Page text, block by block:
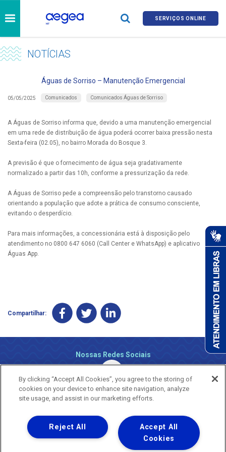
SERVIÇOS ONLINE
NOTÍCIAS
Águas de Sorriso – Manutenção Emergencial
05/05/2025 Comunicados Comunicados Águas de Sorriso
A Águas de Sorriso informa que, devido a uma manutenção emergencial
em uma rede de distribuição de água poderá ocorrer baixa pressão nesta
Sexta-feira (02.05), no bairro Morada do Bosque 3.
A previsão é que o fornecimento de água seja gradativamente
normalizado a partir das 10h, conforme a pressurização da rede.
A Águas de Sorriso pede a compreensão pelo transtorno causado
orientando a população que adote a prática de consumo consciente,
evitando o desperdício.
Para mais informações, a concessionária está à disposição pelo
atendimento no 0800 647 6060 (Call Center e WhatsApp) e aplicativo
Águas App.
Compartilhar:
Nossas Redes Sociais
Uma empresa
Copyright ® 2026 - Todos os Direitos Reservados.
By clicking “Accept All Cookies”, you agree to the storing of
cookies on your device to enhance site navigation, analyze
site usage, and assist in our marketing efforts.
Accept All
Cookies
Reject All